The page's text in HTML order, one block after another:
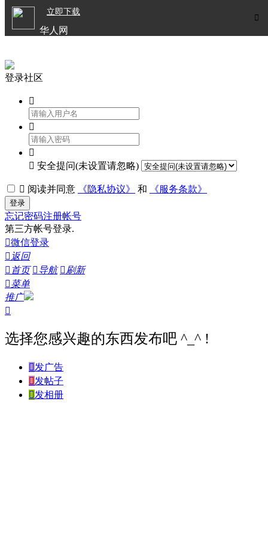

立即下载
华人网
登录社区



 安全提问(未设置请忽略)
 阅读并同意 《隐私协议》 和 《服务条款》
登录
忘记密码注册帐号
第三方帐号登录.
微信登录
 返回
 首页 导航 刷新
菜单
推广

选择您感兴趣的东西发布吧 ^_^ !
发广告
发帖子
发相册